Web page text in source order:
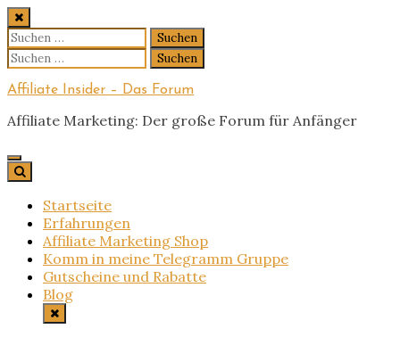
Skip
to
content
Suchen
nach:
Suchen
nach:
Affiliate Insider – Das Forum
Affiliate Marketing: Der große Forum für Anfänger
Startseite
Erfahrungen
Affiliate Marketing Shop
Komm in meine Telegramm Gruppe
Gutscheine und Rabatte
Blog